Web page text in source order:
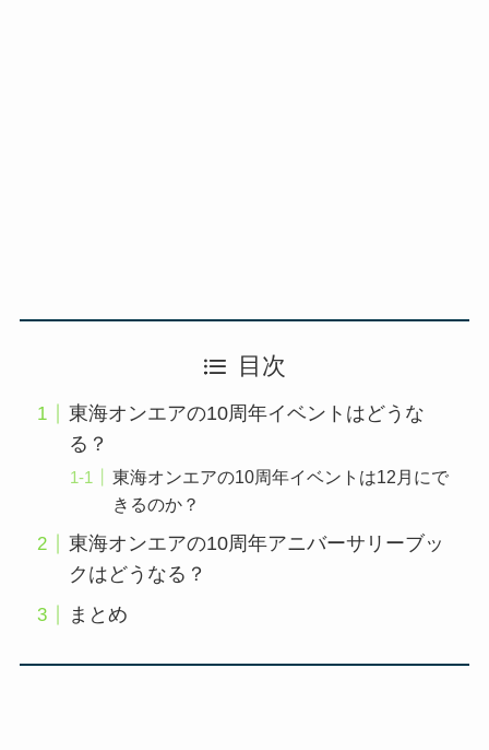
目次
東海オンエアの10周年イベントはどうな
る？
東海オンエアの10周年イベントは12月にで
きるのか？
東海オンエアの10周年アニバーサリーブッ
クはどうなる？
まとめ